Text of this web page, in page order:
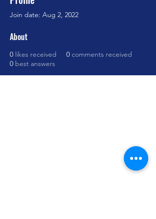
Join date: Aug 2, 2022
About
0 likes received 0 comments received
0 best answers
Termos e Condições Política da loja Política